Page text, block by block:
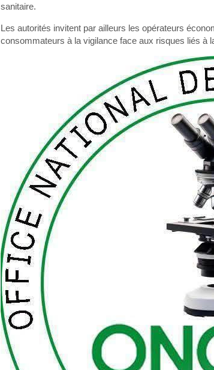
sanitaire.
Les autorités invitent par ailleurs les opérateurs
consommateurs à la vigilance face aux risques liés à